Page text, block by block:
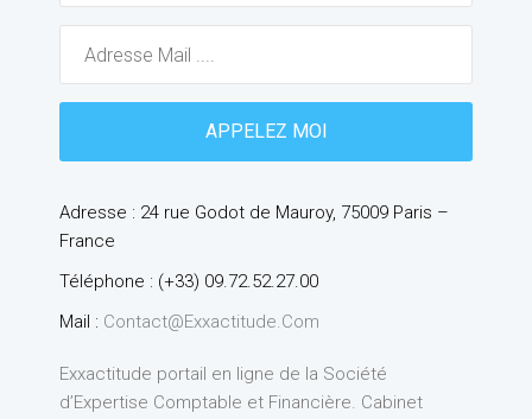
Adresse : 24 rue Godot de Mauroy, 75009 Paris –
France
Téléphone : (+33) 09.72.52.27.00
Mail : Contact@exxactitude.com
Exxactitude portail en ligne de la Société
d’Expertise Comptable et Financière. Cabinet